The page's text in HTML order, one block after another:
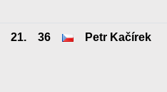
21. 36 Petr Kačírek